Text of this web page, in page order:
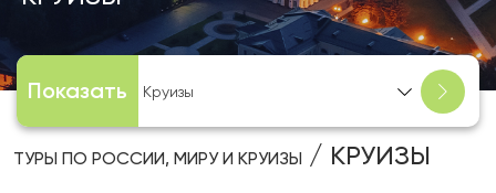
Показать Круизы
ТУРЫ ПО РОССИИ, МИРУ И КРУИЗЫ / КРУИЗЫ